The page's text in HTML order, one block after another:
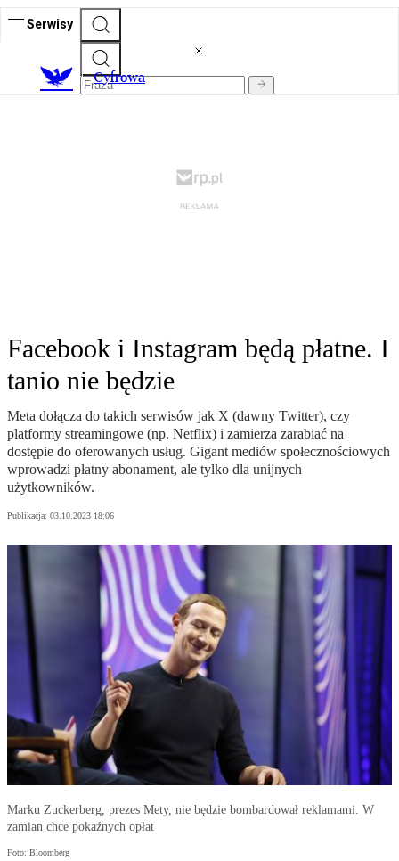
Serwisy
Cyfrowa
Facebook i Instagram będą płatne. I
tanio nie będzie
Meta dołącza do takich serwisów jak X (dawny Twitter), czy
platformy streamingowe (np. Netflix) i zamierza zarabiać na
dostępie do oferowanych usług. Gigant mediów społecznościowych
wprowadzi płatny abonament, ale tylko dla unijnych
użytkowników.
Publikacja: 03.10.2023 18:06
Marku Zuckerberg, prezes Mety, nie będzie bombardował reklamami. W
zamian chce pokaźnych opłat
Foto: Bloomberg